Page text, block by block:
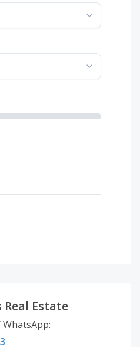
Real Estate
: